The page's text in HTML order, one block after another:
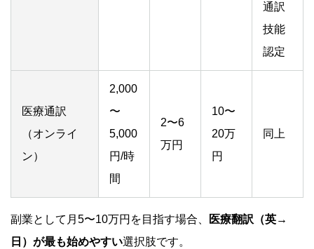
通訳
技能
認定
医療通訳
（オンライ
ン）
2,000
〜
5,000
円/時
間
2〜6
万円
10〜
20万
円
同上
副業として月5〜10万円を目指す場合、
医療翻訳（英→
日）が最も始めやすい選択肢です。